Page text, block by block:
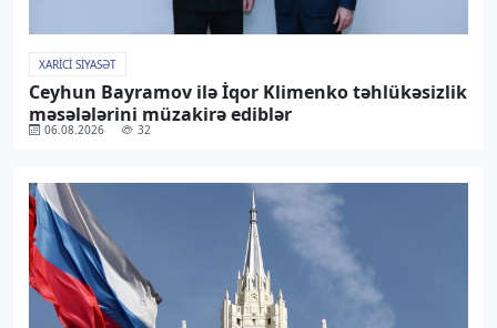
XARICI SIYASƏT
Ceyhun Bayramov ilə İqor Klimenko təhlükəsizlik
məsələlərini müzakirə ediblər
06.08.2026 32